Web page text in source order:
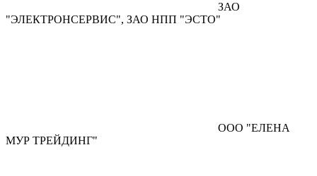
ЗАО
"ЭЛЕКТРОНСЕРВИС", ЗАО НПП "ЭСТО"
ООО "ЕЛЕНА
МУР ТРЕЙДИНГ"